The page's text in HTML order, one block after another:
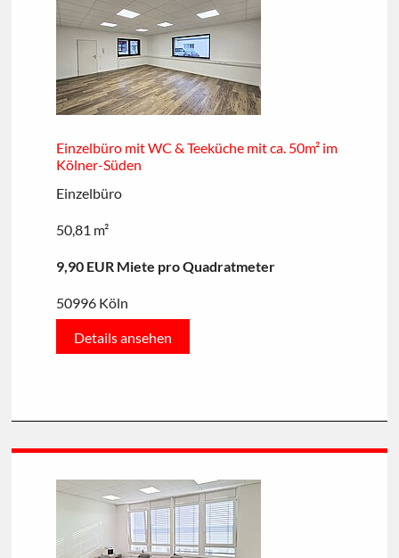
Einzelbüro mit WC & Teeküche mit ca. 50m² im
Kölner-Süden
Einzelbüro
50,81 m²
9,90 EUR Miete pro Quadratmeter
50996 Köln
Details ansehen